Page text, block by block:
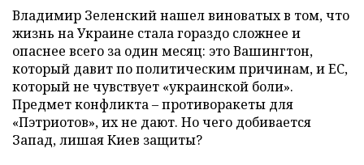
Владимир Зеленский нашел виноватых в том, что
жизнь на Украине стала гораздо сложнее и
опаснее всего за один месяц: это Вашингтон,
который давит по политическим причинам, и ЕС,
который не чувствует «украинской боли».
Предмет конфликта – противоракеты для
«Пэтриотов», их не дают. Но чего добивается
Запад, лишая Киев защиты?